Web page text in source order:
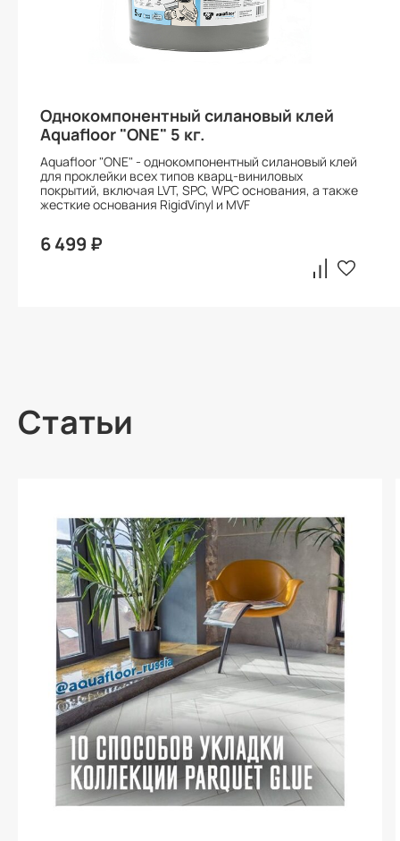
Однокомпонентный силановый клей
Aquafloor "ONE" 5 кг.
Aquafloor "ONE" - однокомпонентный силановый клей
для проклейки всех типов кварц-виниловых
покрытий, включая LVT, SPC, WPC основания, а также
жесткие основания RigidVinyl и MVF
6 499 ₽
Статьи